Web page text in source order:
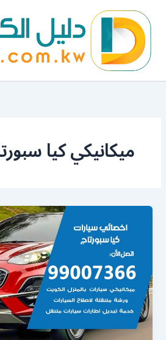
المحتوى
ميكانيكي كيا